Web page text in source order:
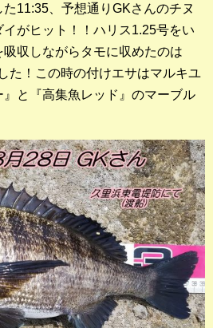
11:35、予想通りGKさんのチヌ
がヒット！！ハリス1.25号をい
収しながらタモに収めたのは
た！この時の付けエサはマルキユ
と『高集魚レッド』のマーブル